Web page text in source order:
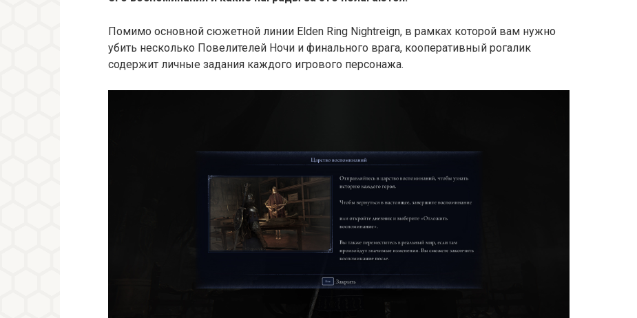
Помимо основной сюжетной линии Elden Ring Nightreign, в рамках которой вам нужно
убить несколько Повелителей Ночи и финального врага, кооперативный рогалик
содержит личные задания каждого игрового персонажа.